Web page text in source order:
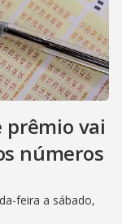
prêmio vai
números
feira a sábado,